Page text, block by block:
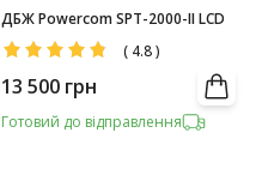
ДБЖ Powercom SPT-2000-II LCD
( 4.8)
13 500 грн
Готовий до відправлення